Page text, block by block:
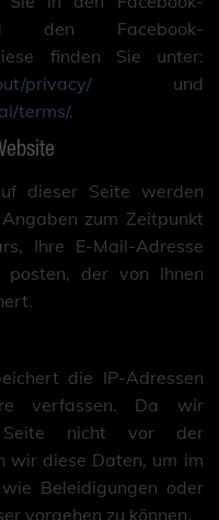
den Facebook-
finden Sie unter:
privacy/ und
terms/.
dieser Seite werden
zum Zeitpunkt
Ihre E-Mail-Adresse
der von Ihnen
die IP-Adressen
verfassen. Da wir
Seite nicht vor der
wir diese Daten, um im
Beleidigungen oder
vorgehen zu können.